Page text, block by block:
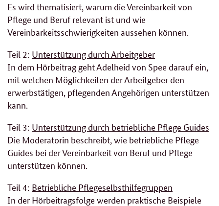
Es wird thematisiert, warum die Vereinbarkeit von
Pflege und Beruf relevant ist und wie
Vereinbarkeitsschwierigkeiten aussehen können.
Teil 2: Unterstützung durch Arbeitgeber
In dem Hörbeitrag geht Adelheid von Spee darauf ein,
mit welchen Möglichkeiten der Arbeitgeber den
erwerbstätigen, pflegenden Angehörigen unterstützen
kann.
Teil 3: Unterstützung durch betriebliche Pflege Guides
Die Moderatorin beschreibt, wie betriebliche Pflege
Guides bei der Vereinbarkeit von Beruf und Pflege
unterstützen können.
Teil 4: Betriebliche Pflegeselbsthilfegruppen
In der Hörbeitragsfolge werden praktische Beispiele